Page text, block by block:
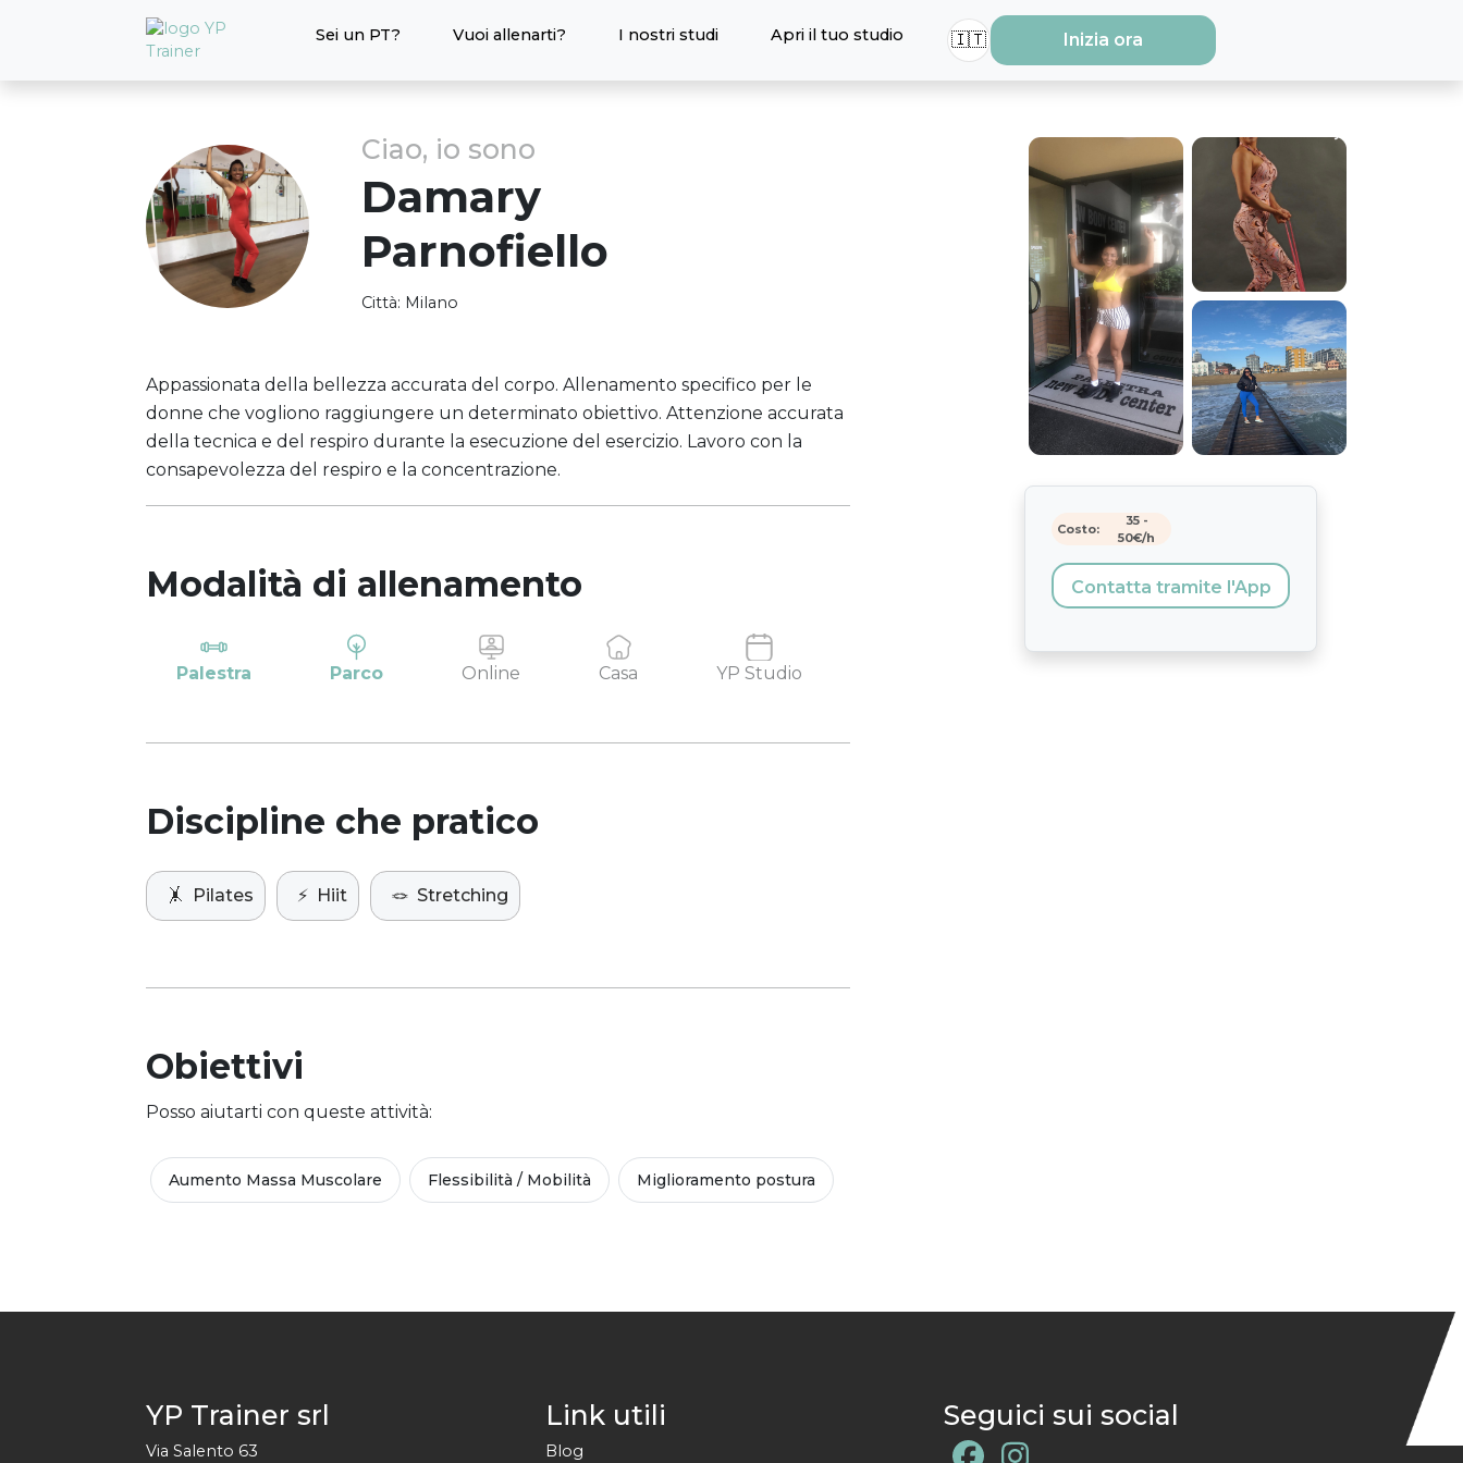
Sei un PT? Vuoi allenarti? I nostri studi Apri il tuo studio 🇮🇹 Inizia ora
Ciao, io sono
Damary
Parnofiello
Città: Milano
Appassionata della bellezza accurata del corpo. Allenamento specifico per le
donne che vogliono raggiungere un determinato obiettivo. Attenzione accurata
della tecnica e del respiro durante la esecuzione del esercizio. Lavoro con la
consapevolezza del respiro e la concentrazione.
Modalità di allenamento
Palestra Parco Online Casa YP Studio
Discipline che pratico
🤸 Pilates ⚡️ Hiit 🪢 Stretching
Obiettivi
Posso aiutarti con queste attività:
Aumento Massa Muscolare Flessibilità / Mobilità Miglioramento postura
Costo:
35-
50€/h
Contatta tramite l'App
YP Trainer srl
Via Salento 63
Link utili
Blog
Seguici sui social